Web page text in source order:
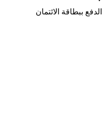
الدفع ببطاقة الائتمان